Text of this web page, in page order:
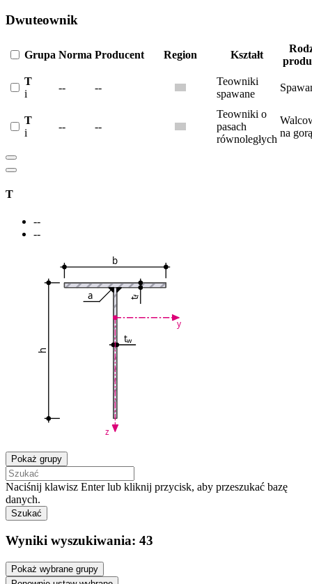
Dwuteownik
Grupa Norma Producent Region Kształt
T
i
-- --
Teowniki
spawane
T
i
-- --
Teowniki o
pasach
równoległych
na
T
--
--
b
h
tw
t
f
a
y
z
Pokaż grupy
Naciśnij klawisz Enter lub kliknij przycisk, aby przeszukać bazę
danych.
Szukać
Wyniki wyszukiwania: 43
Pokaż wybrane grupy